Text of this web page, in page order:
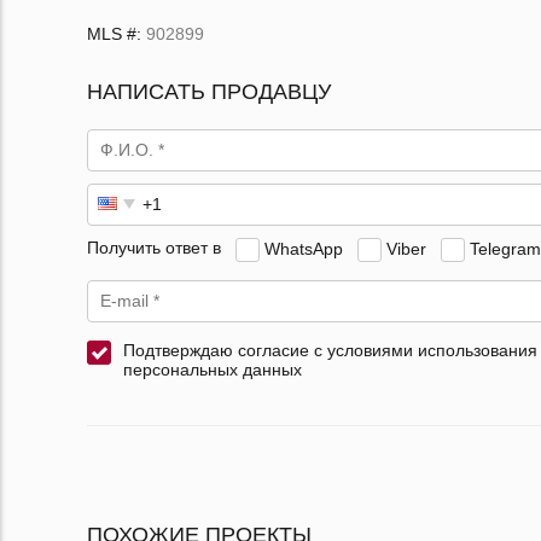
MLS #: 902899
НАПИСАТЬ ПРОДАВЦУ
Получить ответ в WhatsApp Viber Telegram
Подтверждаю согласие с условиями использования
персональных данных
ПОХОЖИЕ ПРОЕКТЫ